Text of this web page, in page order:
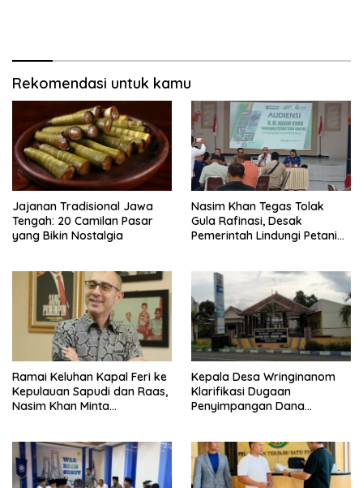
Rekomendasi untuk kamu
Jajanan Tradisional Jawa
Tengah: 20 Camilan Pasar
yang Bikin Nostalgia
Nasim Khan Tegas Tolak
Gula Rafinasi, Desak
Pemerintah Lindungi Petani
Ramai Keluhan Kapal Feri ke
Kepulauan Sapudi dan Raas,
Nasim Khan Minta
Kepala Desa Wringinanom
Klarifikasi Dugaan
Penyimpangan Dana